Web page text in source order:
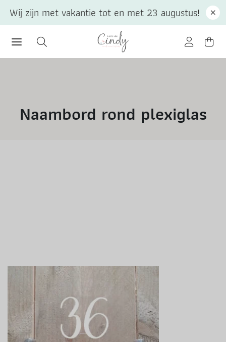
Naambord rond plexiglas
Wij zijn met vakantie tot en met 23 augustus!